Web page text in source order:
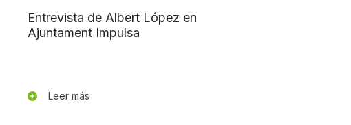
Entrevista de Albert López en
Ajuntament Impulsa
Leer más